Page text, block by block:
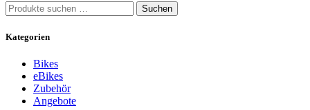
Suchen
nach:
Suchen
Kategorien
Bikes
eBikes
Zubehör
Angebote